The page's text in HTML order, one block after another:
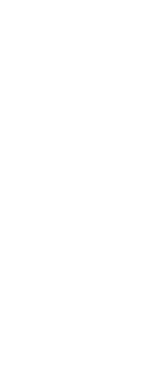
Ürün
Ürün
Ürün fiyatı
Bu ürüne